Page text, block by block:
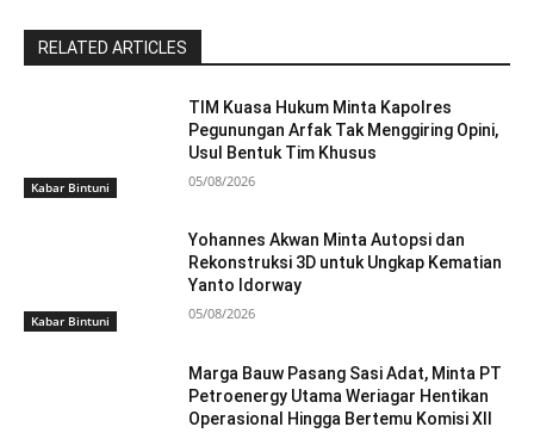
RELATED ARTICLES
Kabar Bintuni
TIM Kuasa Hukum Minta Kapolres
Pegunungan Arfak Tak Menggiring Opini,
Usul Bentuk Tim Khusus
05/08/2026
Kabar Bintuni
Yohannes Akwan Minta Autopsi dan
Rekonstruksi 3D untuk Ungkap Kematian
Yanto Idorway
05/08/2026
Marga Bauw Pasang Sasi Adat, Minta PT
Petroenergy Utama Weriagar Hentikan
Operasional Hingga Bertemu Komisi XII